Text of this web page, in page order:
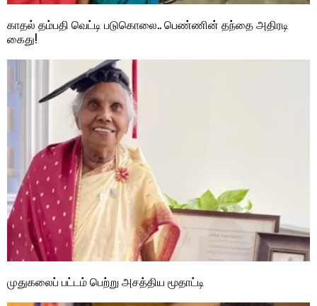
காதல் தம்பதி வெட்டி படுகொலை.. பெண்ணின் தந்தை அதிரடி
கைது!
முதுகலைப் பட்டம் பெற்று அசத்திய மூதாட்டி